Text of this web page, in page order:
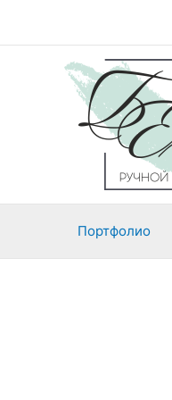
Портфолио